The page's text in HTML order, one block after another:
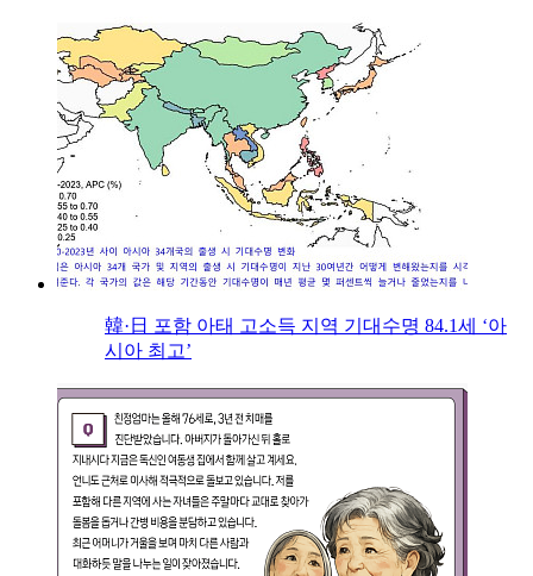
韓·日 포함 아태 고소득 지역 기대수명 84.1세 ‘아
시아 최고’